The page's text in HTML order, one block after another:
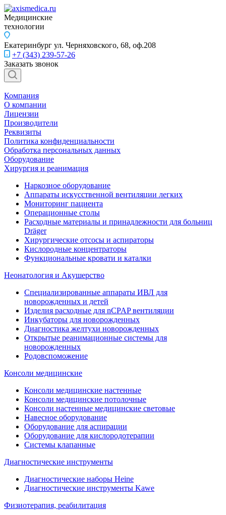
Медицинские
технологии
Екатеринбург ул. Черняховского, 68, оф.208
+7 (343) 239-57-26
Заказать звонок
Компания
О компании
Лицензии
Производители
Реквизиты
Политика конфиденциальности
Обработка персональных данных
Оборудование
Хирургия и реанимация
Наркозное оборудование
Аппараты искусственной вентиляции легких
Мониторинг пациента
Операционные столы
Расходные материалы и принадлежности для больниц
Dräger
Хирургические отсосы и аспираторы
Кислородные концентраторы
Функциональные кровати и каталки
Неонатология и Акушерство
Специализированные аппараты ИВЛ для
новорожденных и детей
Изделия расходные для nCPAP вентиляции
Инкубаторы для новорожденных
Диагностика желтухи новорожденных
Открытые реанимационные системы для
новорожденных
Родовспоможение
Консоли медицинские
Консоли медицинские настенные
Консоли медицинские потолочные
Консоли настенные медицинские световые
Навесное оборудование
Оборудование для аспирации
Оборудование для кислородотерапии
Системы клапанные
Диагностические инструменты
Диагностические наборы Heine
Диагностические инструменты Kawe
Физиотерапия, реабилитация